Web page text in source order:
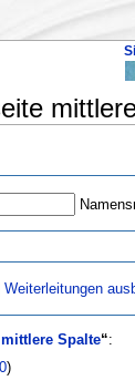
|Weiterleitungen
Spalte“:
)